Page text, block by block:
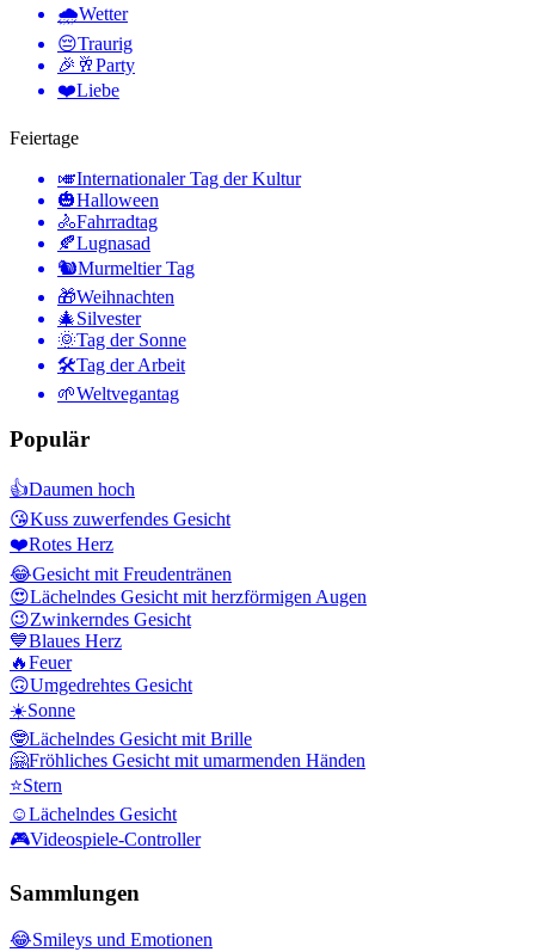
🌧Wetter
😔Traurig
🎉🥂Party
❤️Liebe
Feiertage
🎺Internationaler Tag der Kultur
🎃Halloween
🚴Fahrradtag
🍂Lugnasad
🐿Murmeltier Tag
🎁Weihnachten
🎄Silvester
🌞Tag der Sonne
🛠Tag der Arbeit
🌱Weltvegantag
Populär
👍Daumen hoch
😘Kuss zuwerfendes Gesicht
❤️Rotes Herz
😂Gesicht mit Freudentränen
😍Lächelndes Gesicht mit herzförmigen Augen
😉Zwinkerndes Gesicht
💙Blaues Herz
🔥Feuer
🙃Umgedrehtes Gesicht
☀️Sonne
🤓Lächelndes Gesicht mit Brille
🤗Fröhliches Gesicht mit umarmenden Händen
⭐Stern
☺️Lächelndes Gesicht
🎮Videospiele-Controller
Sammlungen
😂Smileys und Emotionen